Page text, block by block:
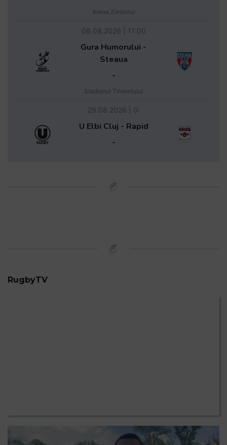
Arena Zimbrilor
08.08.2026 | 11:00
Gura Humorului -
Steaua
-
Stadionul Tineretului
29.08.2026 | 0:
U Elbi Cluj - Rapid
-
RugbyTV